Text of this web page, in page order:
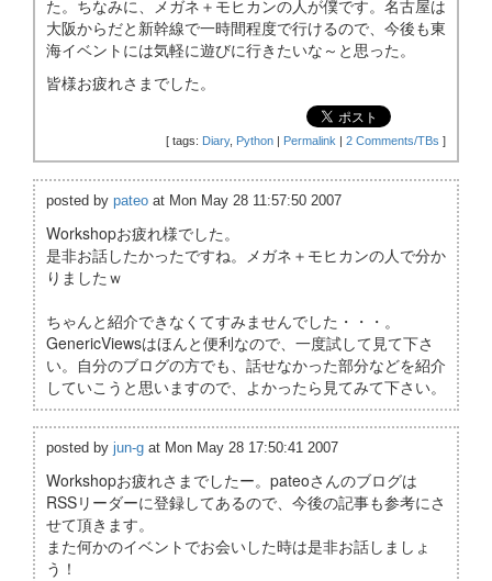
た。ちなみに、メガネ＋モヒカンの人が僕です。名古屋は
大阪からだと新幹線で一時間程度で行けるので、今後も東
海イベントには気軽に遊びに行きたいな～と思った。
皆様お疲れさまでした。
[ tags: Diary, Python | Permalink | 2 Comments/TBs ]
posted by pateo at Mon May 28 11:57:50 2007
Workshopお疲れ様でした。
是非お話したかったですね。メガネ＋モヒカンの人で分か
りましたｗ
ちゃんと紹介できなくてすみませんでした・・・。
GenericViewsはほんと便利なので、一度試して見て下さ
い。自分のブログの方でも、話せなかった部分などを紹介
していこうと思いますので、よかったら見てみて下さい。
posted by jun-g at Mon May 28 17:50:41 2007
Workshopお疲れさまでしたー。pateoさんのブログは
RSSリーダーに登録してあるので、今後の記事も参考にさ
せて頂きます。
また何かのイベントでお会いした時は是非お話しましょ
う！